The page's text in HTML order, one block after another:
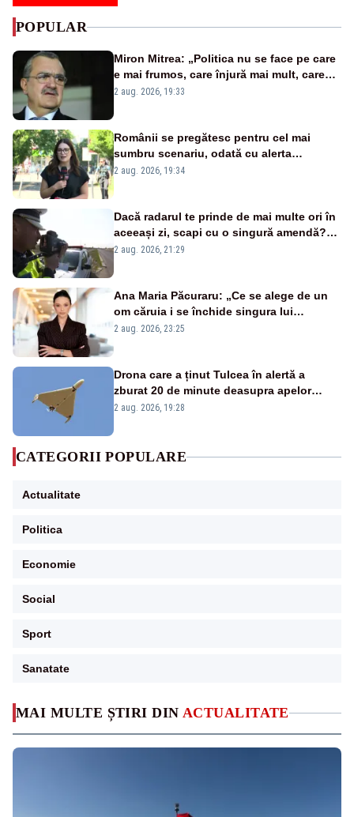
MAI MULTE ȘTIRI DIN ACTUALITATE
POPULAR
Miron Mitrea: „Politica nu se face pe care
e mai frumos, care înjură mai mult, care
țipă mai tare, ci pe proiecte”
2 aug. 2026, 19:33
Românii se pregătesc pentru cel mai
sumbru scenariu, odată cu alerta
energetică
2 aug. 2026, 19:34
Dacă radarul te prinde de mai multe ori în
aceeași zi, scapi cu o singură amendă?
Ce spune legea
2 aug. 2026, 21:29
Ana Maria Păcuraru: „Ce se alege de un
om căruia i se închide singura lui
portiță?”
2 aug. 2026, 23:25
Drona care a ținut Tulcea în alertă a
zburat 20 de minute deasupra apelor
României. Au fost ridicate două F-16
2 aug. 2026, 19:28
CATEGORII POPULARE
Actualitate
Politica
Economie
Social
Sport
Sanatate